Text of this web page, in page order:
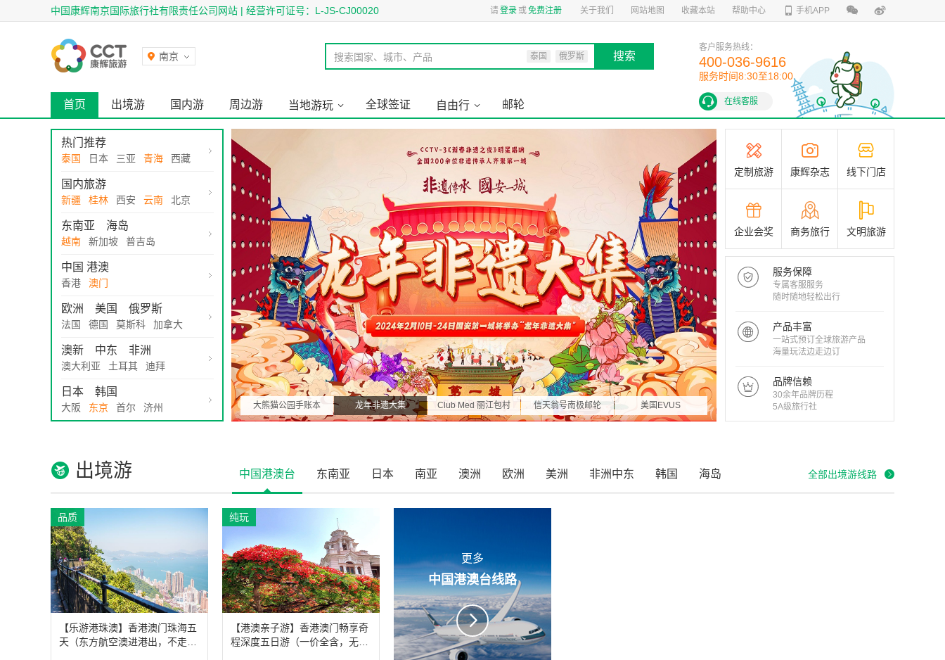
中国康辉南京国际旅行社有限责任公司网站 | 经营许可证号：L-JS-CJ00020 请登录 或免费注册 关于我们 网站地图 收藏本站 帮助中心 手机APP
南京 搜索国家、城市、产品 泰国 俄罗斯 搜索
客户服务热线：
400-036-9616
服务时间8:30至18:00
在线客服
首页 出境游 国内游 周边游 当地游玩 全球签证 自由行 邮轮
热门推荐
泰国 日本 三亚 青海 西藏
国内旅游
新疆 桂林 西安 云南 北京
东南亚 海岛
越南 新加坡 普吉岛
中国 港澳
香港 澳门
欧洲 美国 俄罗斯
法国 德国 莫斯科 加拿大
澳新 中东 非洲
澳大利亚 土耳其 迪拜
日本 韩国
大阪 东京 首尔 济州 大熊猫公园手账本 龙年非遗大集 Club Med 丽江包村 信天翁号南极邮轮 美国EVUS
定制旅游 康辉杂志 线下门店
企业会奖 商务旅行 文明旅游
服务保障
专属客服服务
随时随地轻松出行
产品丰富
一站式预订全球旅游产品
海量玩法边走边订
品牌信赖
30余年品牌历程
5A级旅行社
出境游 中国港澳台 东南亚 日本 南亚 澳洲 欧洲 美洲 非洲中东 韩国 海岛 全部出境游线路
品质
【乐游港珠澳】香港澳门珠海五
天（东方航空澳进港出，不走回
纯玩
【港澳亲子游】香港澳门畅享奇
程深度五日游（一价全含，无购
更多
中国港澳台线路